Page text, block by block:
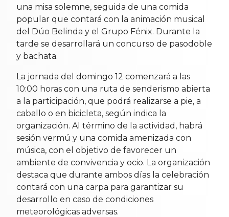
una misa solemne, seguida de una comida
popular que contará con la animación musical
del Dúo Belinda y el Grupo Fénix. Durante la
tarde se desarrollará un concurso de pasodoble
y bachata.
La jornada del domingo 12 comenzará a las
10:00 horas con una ruta de senderismo abierta
a la participación, que podrá realizarse a pie, a
caballo o en bicicleta, según indica la
organización. Al término de la actividad, habrá
sesión vermú y una comida amenizada con
música, con el objetivo de favorecer un
ambiente de convivencia y ocio. La organización
destaca que durante ambos días la celebración
contará con una carpa para garantizar su
desarrollo en caso de condiciones
meteorológicas adversas.